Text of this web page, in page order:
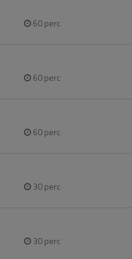
60perc
60perc
60perc
30perc
30perc